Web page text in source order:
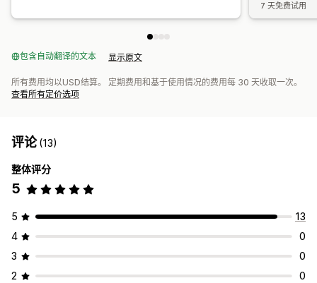
7 天免费试用
包含自动翻译的文本 显示原文
所有费用均以USD结算。 定期费用和基于使用情况的费用每 30 天收取一次。
查看所有定价选项
评论(13)
整体评分
5
5
13
4
0
3
0
2
0